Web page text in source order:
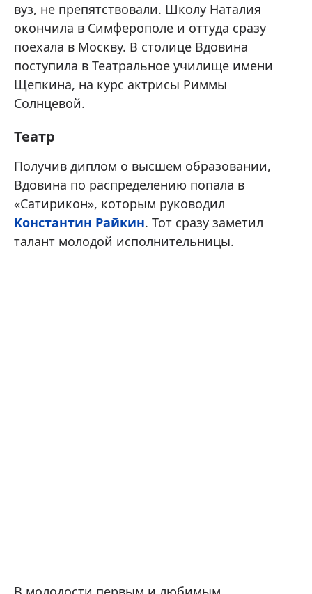
вуз, не препятствовали. Школу Наталия
окончила в Симферополе и оттуда сразу
поехала в Москву. В столице Вдовина
поступила в Театральное училище имени
Щепкина, на курс актрисы Риммы
Солнцевой.
Театр
Получив диплом о высшем образовании,
Вдовина по распределению попала в
«Сатирикон», которым руководил
Константин Райкин. Тот сразу заметил
талант молодой исполнительницы.